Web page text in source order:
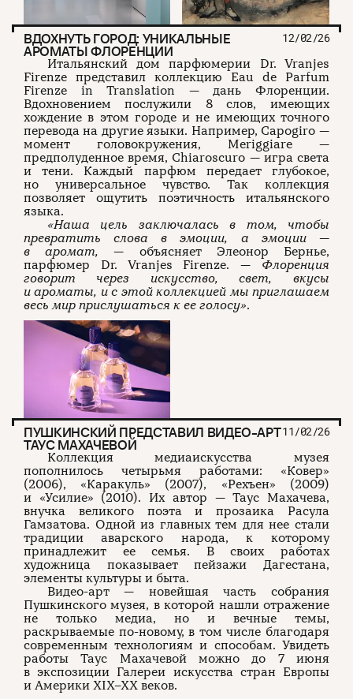
ВДОХНУТЬ ГОРОД: УНИКАЛЬНЫЕ
АРОМАТЫ ФЛОРЕНЦИИ
12/02/26
Итальянский дом парфюмерии Dr. Vranjes
Firenze представил коллекцию Eau de Parfum
Firenze in Translation — дань Флоренции.
Вдохновением послужили 8 слов, имеющих
хождение в этом городе и не имеющих точного
перевода на другие языки. Например, Capogiro —
момент головокружения, Meriggiare —
предполуденное время, Chiaroscuro — игра света
и тени. Каждый парфюм передает глубокое,
но универсальное чувство. Так коллекция
позволяет ощутить поэтичность итальянского
языка.
«Наша цель заключалась в том, чтобы
превратить слова в эмоции, а эмоции —
в аромат, — объясняет Элеонор Бернье,
парфюмер Dr. Vranjes Firenze. — Флоренция
говорит через искусство, свет, вкусы
и ароматы, и с этой коллекцией мы приглашаем
весь мир прислушаться к ее голосу».
ПУШКИНСКИЙ ПРЕДСТАВИЛ ВИДЕО-АРТ
ТАУС МАХАЧЕВОЙ
11/02/26
Коллекция медиаискусства музея
пополнилось четырьмя работами: «Ковер»
(2006), «Каракуль» (2007), «Рехъен» (2009)
и «Усилие» (2010). Их автор — Таус Махачева,
внучка великого поэта и прозаика Расула
Гамзатова. Одной из главных тем для нее стали
традиции аварского народа, к которому
принадлежит ее семья. В своих работах
художница показывает пейзажи Дагестана,
элементы культуры и быта.
Видео-арт — новейшая часть собрания
Пушкинского музея, в которой нашли отражение
не только медиа, но и вечные темы,
раскрываемые по-новому, в том числе благодаря
современным технологиям и способам. Увидеть
работы Таус Махачевой можно до 7 июня
в экспозиции Галереи искусства стран Европы
и Америки XIX–XX веков.